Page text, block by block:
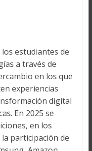
los estudiantes de
a través de
en los que
experiencias
digital
En 2025 se
en los
participación de